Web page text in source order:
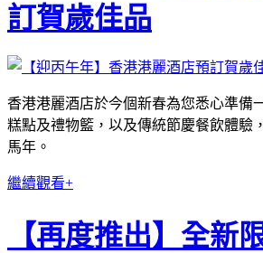
訂賀歲佳品
香港港麗酒店於今個新春為您悉心準備
糕點及禮物籃，以及傳統節慶餐飲體驗
馬年。
繼續觀看+
【再度推出】全新